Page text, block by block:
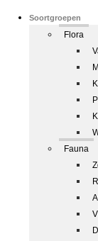
Soortgroepen
Flora
Fauna